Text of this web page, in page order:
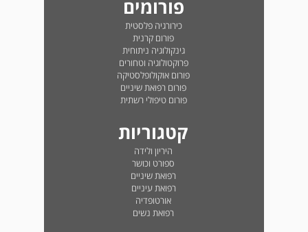
פורומים
כירורגיה פלסטית
פורום קרנית
גינקולוגיה ניתוחית
פרוקטולוגיה וטחורים
פורום אוקולופלסטיקה
פורום רפואת שיניים
פורום טיפולי רשתית
קטגוריות
היריון ולידה
ספורט וכושר
רפואת שיניים
רפואת עיניים
אורטופדיה
רפואת נשים